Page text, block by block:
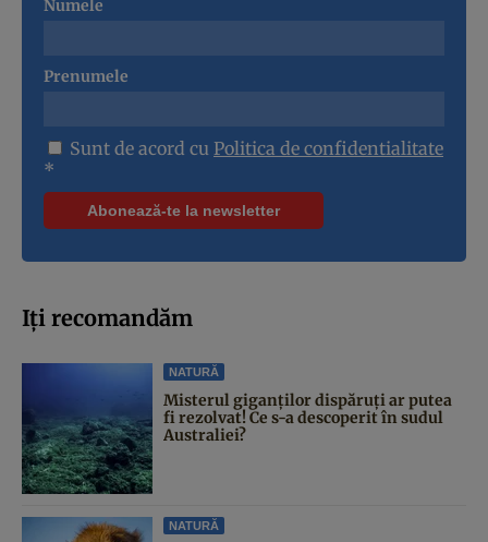
Numele
Prenumele
Sunt de acord cu Politica de confidentialitate
*
Iți recomandăm
NATURĂ
Misterul giganților dispăruți ar putea
fi rezolvat! Ce s-a descoperit în sudul
Australiei?
NATURĂ